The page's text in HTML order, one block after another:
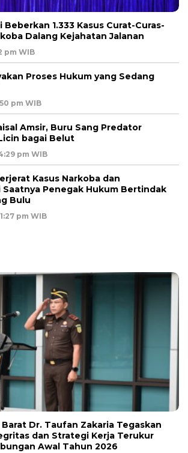
1.333 Kasus Curat-Curas-
Dalang Kejahatan Jalanan
pm WIB
Proses Hukum yang Sedang
pm WIB
Amsir, Buru Sang Predator
bagai Belut
pm WIB
Kasus Narkoba dan
Saatnya Penegak Hukum Bertindak
Bulu
pm WIB
Dr. Taufan Zakaria Tegaskan
dan Strategi Kerja Terukur
Awal Tahun 2026